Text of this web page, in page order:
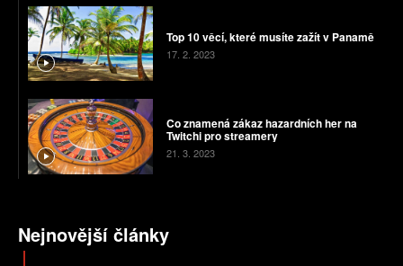
Top 10 věcí, které musíte zažít v Panamě
17. 2. 2023
Co znamená zákaz hazardních her na
Twitchi pro streamery
21. 3. 2023
Nejnovější články